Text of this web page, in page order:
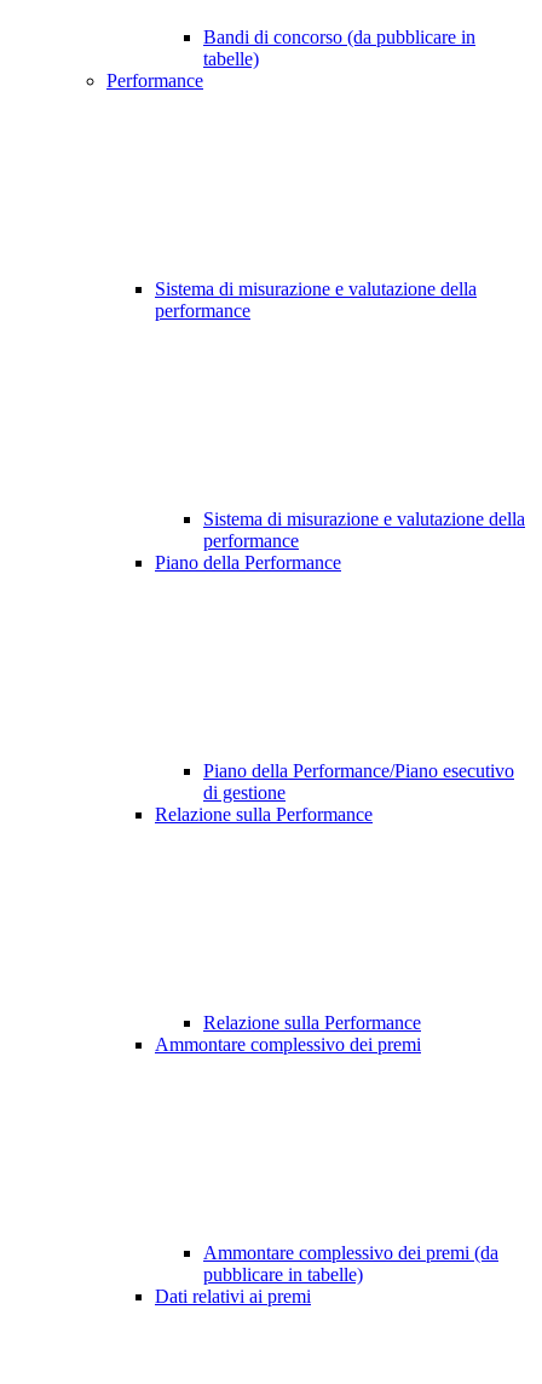
Bandi di concorso (da pubblicare in
tabelle)
Performance
Sistema di misurazione e valutazione della
performance
Sistema di misurazione e valutazione della
performance
Piano della Performance
Piano della Performance/Piano esecutivo
di gestione
Relazione sulla Performance
Relazione sulla Performance
Ammontare complessivo dei premi
Ammontare complessivo dei premi (da
pubblicare in tabelle)
Dati relativi ai premi